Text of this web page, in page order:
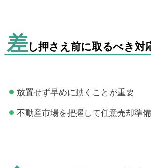
差し押さえ前に取るべき対
放置せず早めに動くことが重要
不動産市場を把握して任意売却準